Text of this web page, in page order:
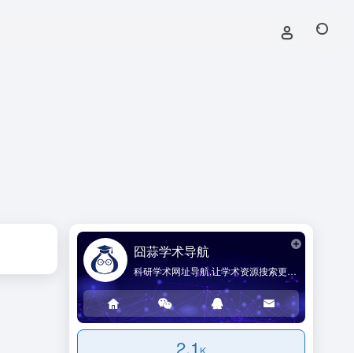
囧蒜学术导航
科研学术网址导航,让学术资源搜索更简单!
2.1 K